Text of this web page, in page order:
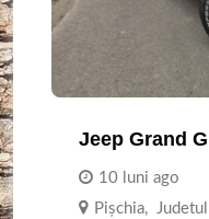
Jeep Grand
10 luni ago
Pișchia,